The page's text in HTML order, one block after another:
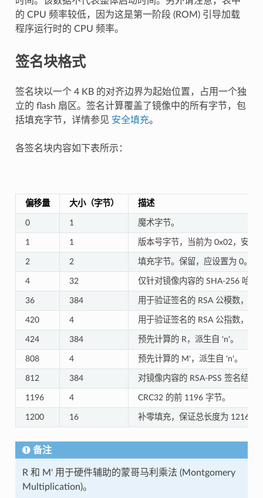
的 CPU 频率较低，因为这是第一阶段 (ROM) 引导加载
程序运行时的 CPU 频率。
签名块格式
签名块以一个 4 KB 的对齐边界为起始位置，占用一个独
立的 flash 扇区。签名计算覆盖了镜像中的所有字节，包
括填充字节，详情参见 安全填充。
各签名块内容如下表所示：
偏移量 大小（字节） 描述
0 1 魔术字节。
1 1 版本号字节，当前为 0x02，安全
2 2 填充字节。保留，应设置为 0。
4 32 仅针对镜像内容的 SHA-256 哈希
36 384 用于验证签名的 RSA 公模数，在
420 4 用于验证签名的 RSA 公指数，在
424 384 预先计算的 R，派生自 'n'。
808 4 预先计算的 M'，派生自 'n'。
812 384 对镜像内容的 RSA-PSS 签名结
1196 4 CRC32 的前 1196 字节。
1200 16 补零填充，保证总长度为 1216 字
备注
R 和 M' 用于硬件辅助的蒙哥马利乘法 (Montgomery
Multiplication)。